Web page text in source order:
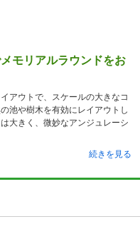
モリアルラウンドをお
アウトで、スケールの大きなコ
池や樹木を有効にレイアウトし
大きく、微妙なアンジュレーシ
続きを見る